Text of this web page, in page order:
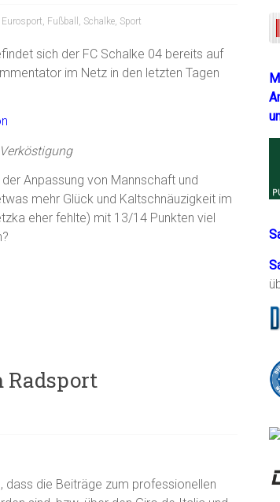
Eurosport Fußball Schalke Sport
sich der FC Schalke 04 bereits auf
im Netz in den letzten Tagen
Anpassung von Mannschaft und
mehr Glück und Kaltschnäuzigkeit im
eher fehlte) mit 13/14 Punkten viel
Radsport
dass die Beiträge zum professionellen